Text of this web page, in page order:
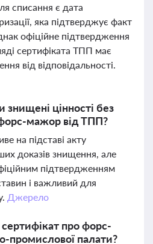
списання є дата
яка підтверджує факт
офіційне підтвердження
сертифіката ТПП має
від відповідальності.
цінності без
мажор від ТПП?
на підставі акту
доказів знищення, але
підтвердженням
і важливий для
Джерело
сертифікат про форс-
промислової палати?